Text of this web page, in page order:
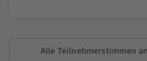
Alle Teilnehmerstimmen